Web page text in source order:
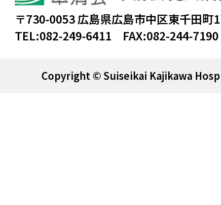
〒730-0053 広島県広島市中区東千田町
TEL:082-249-6411 FAX:082-244-7190
Copyright © Suiseikai Kajikawa